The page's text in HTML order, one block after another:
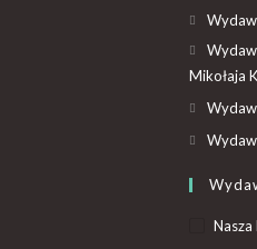
Mikołaja
Nasza